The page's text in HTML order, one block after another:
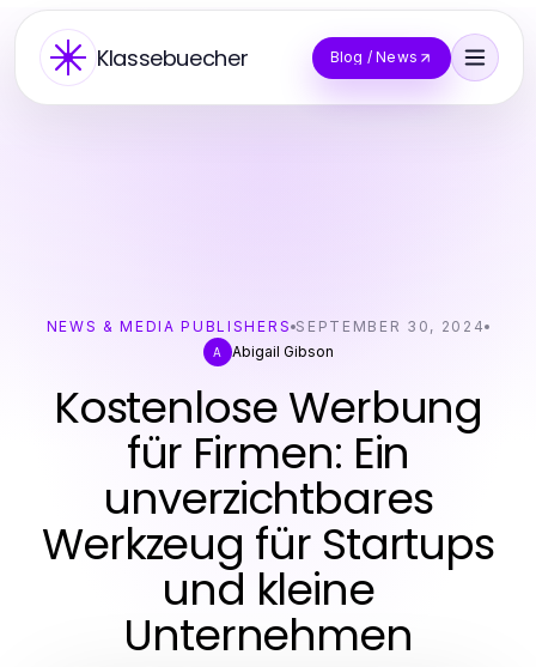
Klassebuecher Blog / News
NEWS & MEDIA PUBLISHERS SEPTEMBER 30, 2024
A Abigail Gibson
Kostenlose Werbung
für Firmen: Ein
unverzichtbares
Werkzeug für Startups
und kleine
Unternehmen